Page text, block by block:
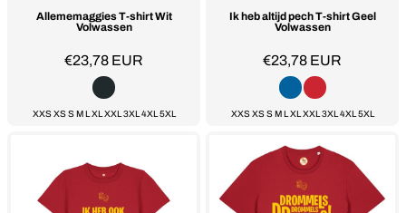
Allememaggies T-shirt Wit
Volwassen
€23,78 EUR
XXS XS S M L XL XXL 3XL 4XL 5XL
Ik heb altijd pech T-shirt Geel
Volwassen
€23,78 EUR
XXS XS S M L XL XXL 3XL 4XL 5XL